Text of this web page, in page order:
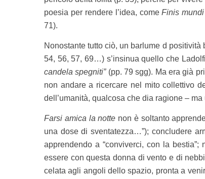
poesia per rendere l’idea, comeFinis mundi
71).
Nonostante tutto ciò, un barlume d
54, 56, 57, 69…) s’insinua quello che
candela spegniti”(pp. 79 sgg). Ma era già
non andare a ricercare nel mito collettivo
dell’umanità, qualcosa che dia ragione –
Farsi amica la notte non è soltanto
una dose di sventatezza…”); concludere
apprendendo a “conviverci, con la bestia”;
essere con questa donna di vento e di
celata agli angoli dello spazio, pronta a